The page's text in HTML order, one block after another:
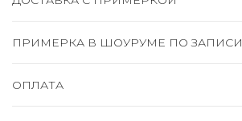
ПРИМЕРКА В ШОУРУМЕ ПО ЗАПИСИ
ОПЛАТА